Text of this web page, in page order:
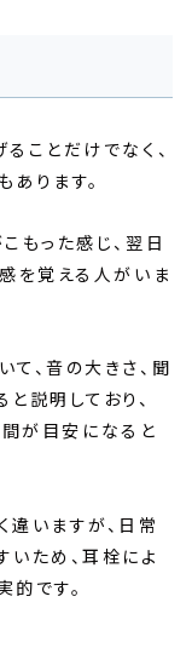
ことだけでなく、
ります。
もった感じ、翌日
を覚える人がいま
、音の大きさ、聞
説明しており、
が目安になると
いますが、日常
ため、耳栓によ
です。